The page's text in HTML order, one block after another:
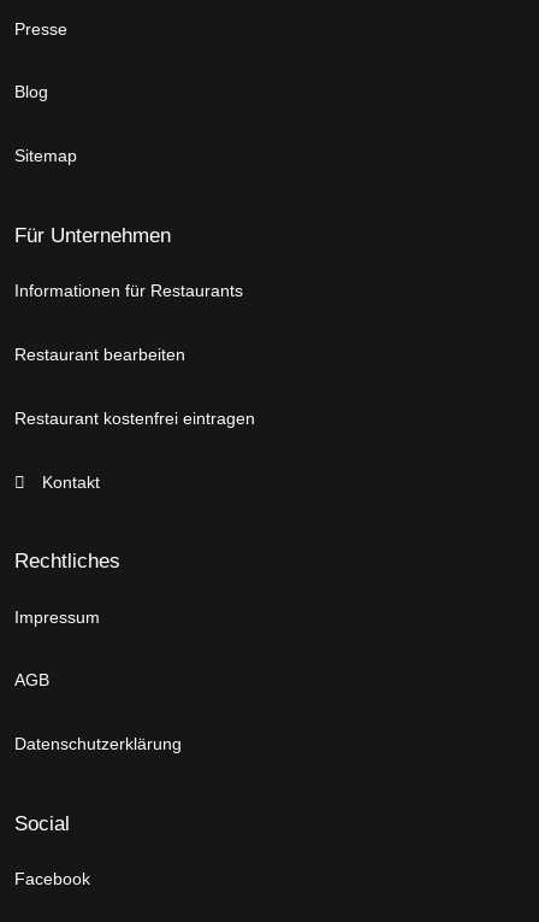
Presse
Blog
Sitemap
Für Unternehmen
Informationen für Restaurants
Restaurant bearbeiten
Restaurant kostenfrei eintragen
Kontakt
Rechtliches
Impressum
AGB
Datenschutzerklärung
Social
Facebook